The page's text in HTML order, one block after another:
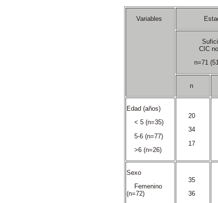
Variables
CIC
n=71
n
Edad (años)
< 5 (n=35)
5-6 (n=77)
>6 (n=26)
20
34
17
Sexo
Femenino
(n=72)
35
36